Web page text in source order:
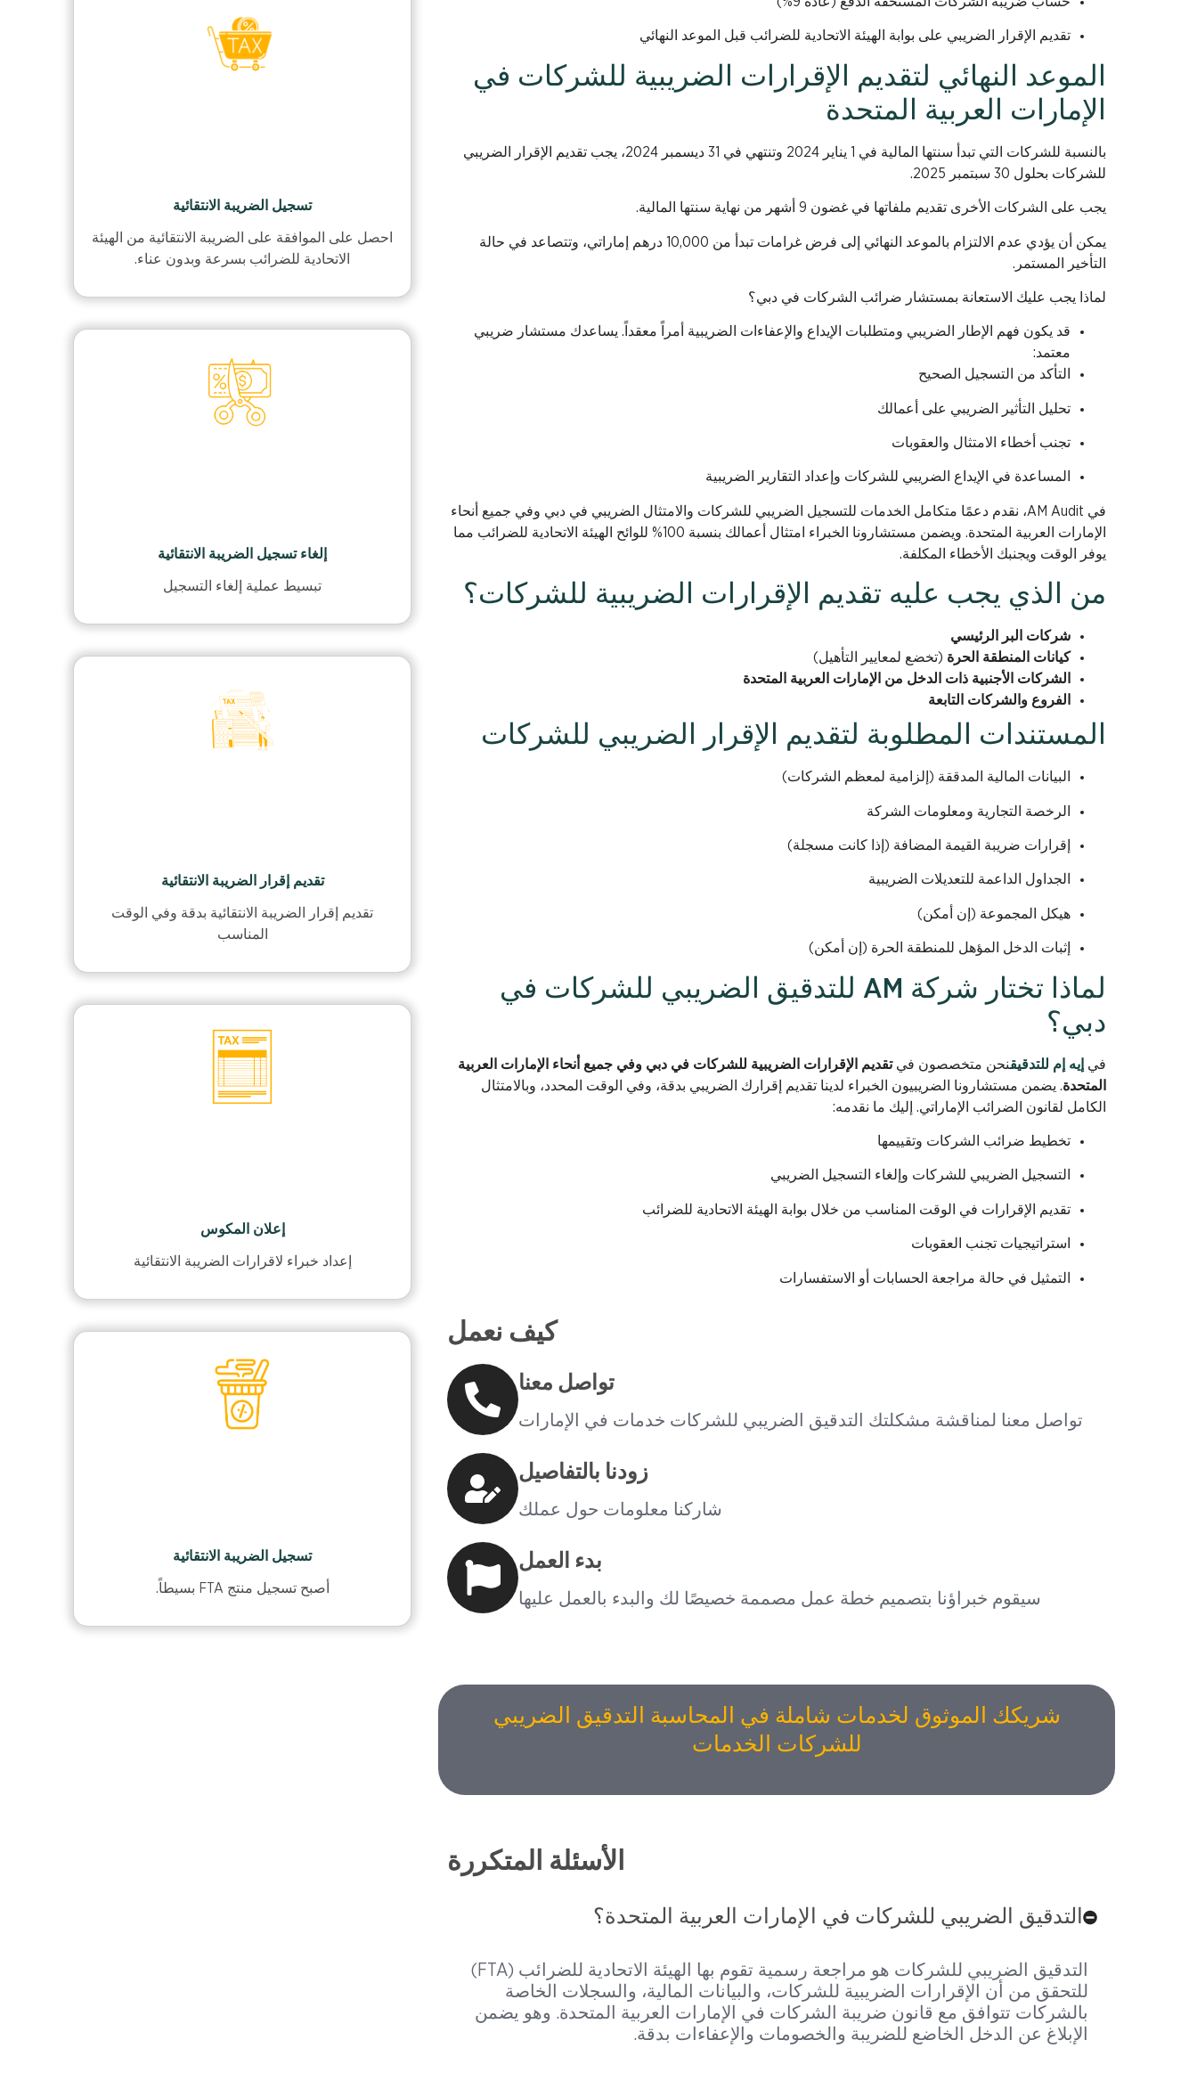
تقديم الإقرار الضريبي على بوابة الهيئة الاتحادية للضرائب قبل الموعد النهائي
الموعد النهائي لتقديم الإقرارات الضريبية للشركات في
الإمارات العربية المتحدة
بالنسبة للشركات التي تبدأ سنتها المالية في 1 يناير 2024 وتنتهي في 31 ديسمبر 2024، يجب تقديم الإقرار الضريبي
للشركات بحلول 30 سبتمبر 2025.
يجب على الشركات الأخرى تقديم ملفاتها في غضون 9 أشهر من نهاية سنتها المالية.
يمكن أن يؤدي عدم الالتزام بالموعد النهائي إلى فرض غرامات تبدأ من 10,000 درهم إماراتي، وتتصاعد في حالة
التأخير المستمر.
لماذا يجب عليك الاستعانة بمستشار ضرائب الشركات في دبي؟
قد يكون فهم الإطار الضريبي ومتطلبات الإيداع والإعفاءات الضريبية أمراً معقداً. يساعدك مستشار ضريبي
معتمد:
التأكد من التسجيل الصحيح
تحليل التأثير الضريبي على أعمالك
تجنب أخطاء الامتثال والعقوبات
المساعدة في الإيداع الضريبي للشركات وإعداد التقارير الضريبية
في AM Audit، نقدم دعمًا متكامل الخدمات للتسجيل الضريبي للشركات والامتثال الضريبي في دبي وفي جميع أنحاء
الإمارات العربية المتحدة. ويضمن مستشارونا الخبراء امتثال أعمالك بنسبة 100% للوائح الهيئة الاتحادية للضرائب مما
يوفر الوقت ويجنبك الأخطاء المكلفة.
من الذي يجب عليه تقديم الإقرارات الضريبية للشركات؟
شركات البر الرئيسي
كيانات المنطقة الحرة (تخضع لمعايير التأهيل)
الشركات الأجنبية ذات الدخل من الإمارات العربية المتحدة
الفروع والشركات التابعة
المستندات المطلوبة لتقديم الإقرار الضريبي للشركات
البيانات المالية المدققة (إلزامية لمعظم الشركات)
الرخصة التجارية ومعلومات الشركة
إقرارات ضريبة القيمة المضافة (إذا كانت مسجلة)
الجداول الداعمة للتعديلات الضريبية
هيكل المجموعة (إن أمكن)
إثبات الدخل المؤهل للمنطقة الحرة (إن أمكن)
لماذا تختار شركة AM للتدقيق الضريبي للشركات في
دبي؟
في إيه إم للتدقيقنحن متخصصون فيتقديم الإقرارات الضريبية للشركات في دبي وفي جميع أنحاء الإمارات العربية
المتحدة. يضمن مستشارونا الضريبيون الخبراء لدينا تقديم إقرارك الضريبي بدقة، وفي الوقت المحدد، وبالامتثال
الكامل لقانون الضرائب الإماراتي. إليك ما نقدمه:
تخطيط ضرائب الشركات وتقييمها
التسجيل الضريبي للشركات وإلغاء التسجيل الضريبي
تقديم الإقرارات في الوقت المناسب من خلال بوابة الهيئة الاتحادية للضرائب
استراتيجيات تجنب العقوبات
التمثيل في حالة مراجعة الحسابات أو الاستفسارات
كيف نعمل
تواصل معنا
تواصل معنا لمناقشة مشكلتك التدقيق الضريبي للشركات خدمات في الإمارات
زودنا بالتفاصيل
شاركنا معلومات حول عملك
بدء العمل
سيقوم خبراؤنا بتصميم خطة عمل مصممة خصيصًا لك والبدء بالعمل عليها
شريكك الموثوق لخدمات شاملة في المحاسبة التدقيق الضريبي
للشركات الخدمات
الأسئلة المتكررة
التدقيق الضريبي للشركات في الإمارات العربية المتحدة؟
التدقيق الضريبي للشركات هو مراجعة رسمية تقوم بها الهيئة الاتحادية للضرائب (FTA)
للتحقق من أن الإقرارات الضريبية للشركات، والبيانات المالية، والسجلات الخاصة
بالشركات تتوافق مع قانون ضريبة الشركات في الإمارات العربية المتحدة. وهو يضمن
الإبلاغ عن الدخل الخاضع للضريبة والخصومات والإعفاءات بدقة.
تسجيل الضريبة الانتقائية
احصل على الموافقة على الضريبة الانتقائية من الهيئة
الاتحادية للضرائب بسرعة وبدون عناء.
إلغاء تسجيل الضريبة الانتقائية
تبسيط عملية إلغاء التسجيل
تقديم إقرار الضريبة الانتقائية
تقديم إقرار الضريبة الانتقائية بدقة وفي الوقت
المناسب
إعلان المكوس
إعداد خبراء لاقرارات الضريبة الانتقائية
تسجيل الضريبة الانتقائية
أصبح تسجيل منتج FTA بسيطاً.